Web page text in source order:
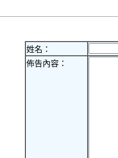
姓名：
佈告內容：